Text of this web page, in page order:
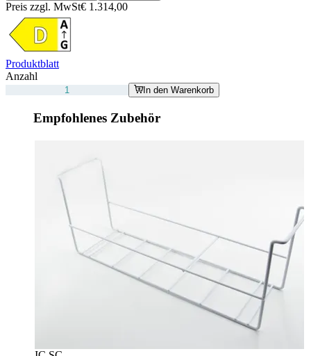
Preis zzgl. MwSt€ 1.314,00
Produktblatt
Anzahl
In den Warenkorb
Empfohlenes Zubehör